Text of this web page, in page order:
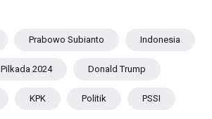
Prabowo Subianto Indonesia
Pilkada 2024 Donald Trump
KPK Politik PSSI